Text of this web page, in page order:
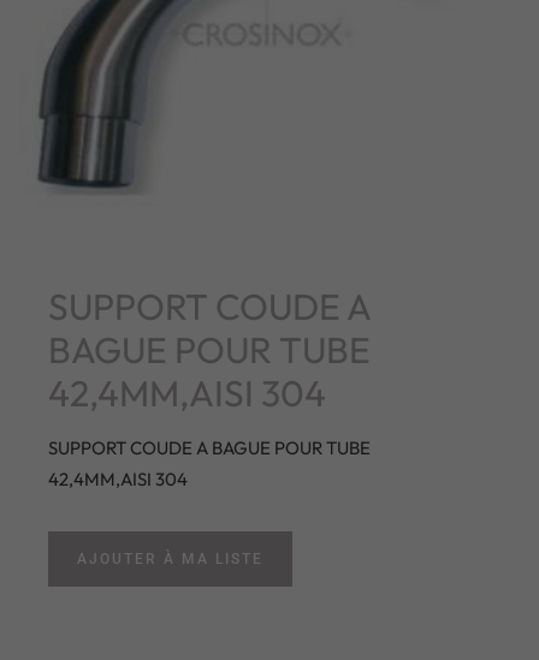
SUPPORT COUDE A
BAGUE POUR TUBE
42,4MM,AISI 304
SUPPORT COUDE A BAGUE POUR TUBE
42,4MM,AISI 304
AJOUTER À MA LISTE